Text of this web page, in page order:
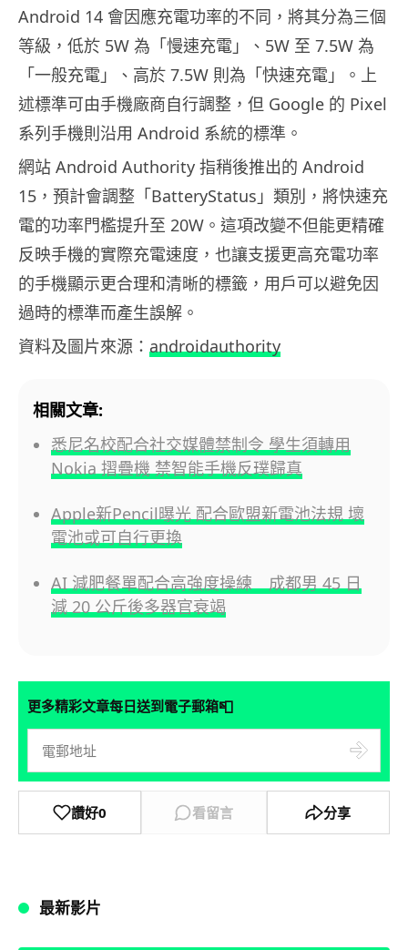
Android 14 會因應充電功率的不同，將其分為三個
等級，低於 5W 為「慢速充電」、5W 至 7.5W 為
「一般充電」、高於 7.5W 則為「快速充電」。上
述標準可由手機廠商自行調整，但 Google 的 Pixel
系列手機則沿用 Android 系統的標準。
網站 Android Authority 指稍後推出的 Android
15，預計會調整「BatteryStatus」類別，將快速充
電的功率門檻提升至 20W。這項改變不但能更精確
反映手機的實際充電速度，也讓支援更高充電功率
的手機顯示更合理和清晰的標籤，用戶可以避免因
過時的標準而產生誤解。
資料及圖片來源： androidauthority
相關文章:
悉尼名校配合社交媒體禁制令 學生須轉用
Nokia 摺疊機 禁智能手機反璞歸真
Apple新Pencil曝光 配合歐盟新電池法規 壞
電池或可自行更換
AI 減肥餐單配合高強度操練 成都男 45 日
減 20 公斤後多器官衰竭
更多精彩文章每日送到電子郵箱📮
讚好0 看留言 分享
最新影片